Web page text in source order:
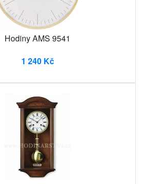
Hodiny AMS 9541
1 240 Kč